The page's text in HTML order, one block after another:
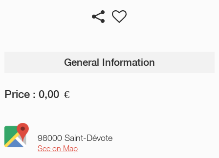
General Information
Price : 0,00 €
98000 Saint-Dévote
See on Map